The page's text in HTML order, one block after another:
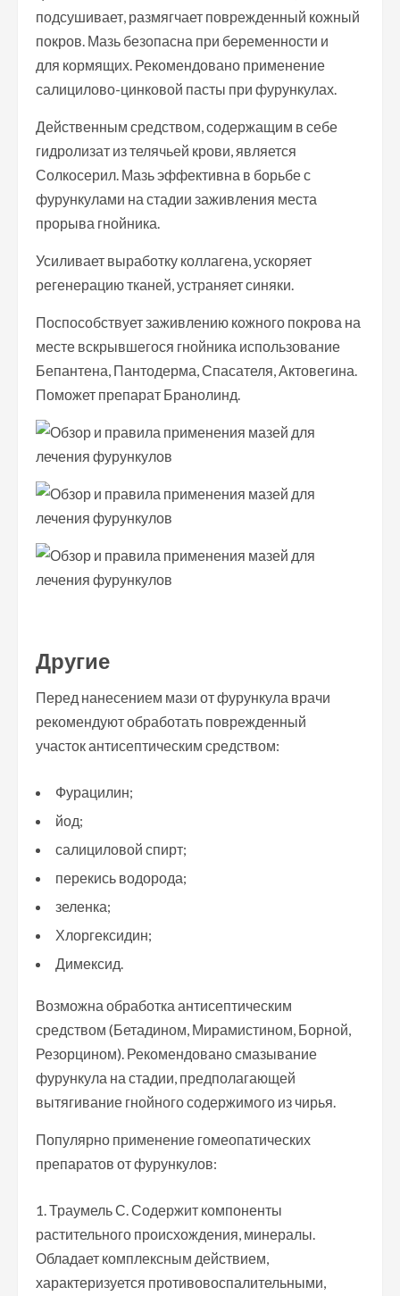
подсушивает, размягчает поврежденный кожный
покров. Мазь безопасна при беременности и
для кормящих. Рекомендовано применение
салицилово-цинковой пасты при фурункулах.
Действенным средством, содержащим в себе
гидролизат из телячьей крови, является
Солкосерил. Мазь эффективна в борьбе с
фурункулами на стадии заживления места
прорыва гнойника.
Усиливает выработку коллагена, ускоряет
регенерацию тканей, устраняет синяки.
Поспособствует заживлению кожного покрова на
месте вскрывшегося гнойника использование
Бепантена, Пантодерма, Спасателя, Актовегина.
Поможет препарат Бранолинд.
Другие
Перед нанесением мази от фурункула врачи
рекомендуют обработать поврежденный
участок антисептическим средством:
Фурацилин;
йод;
салициловой спирт;
перекись водорода;
зеленка;
Хлоргексидин;
Димексид.
Возможна обработка антисептическим
средством (Бетадином, Мирамистином, Борной,
Резорцином). Рекомендовано смазывание
фурункула на стадии, предполагающей
вытягивание гнойного содержимого из чирья.
Популярно применение гомеопатических
препаратов от фурункулов:
Траумель С. Содержит компоненты
растительного происхождения, минералы.
Обладает комплексным действием,
характеризуется противовоспалительными,